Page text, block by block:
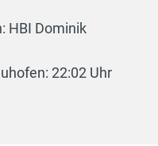
HBI Dominik
22:02 Uhr